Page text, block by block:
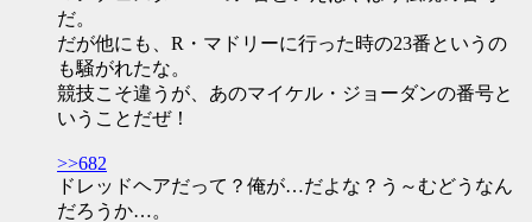
だ。
だが他にも、R・マドリーに行った時の23番というの
も騒がれたな。
競技こそ違うが、あのマイケル・ジョーダンの番号と
いうことだぜ！
>>682
ドレッドヘアだって？俺が…だよな？う～むどうなん
だろうか…。